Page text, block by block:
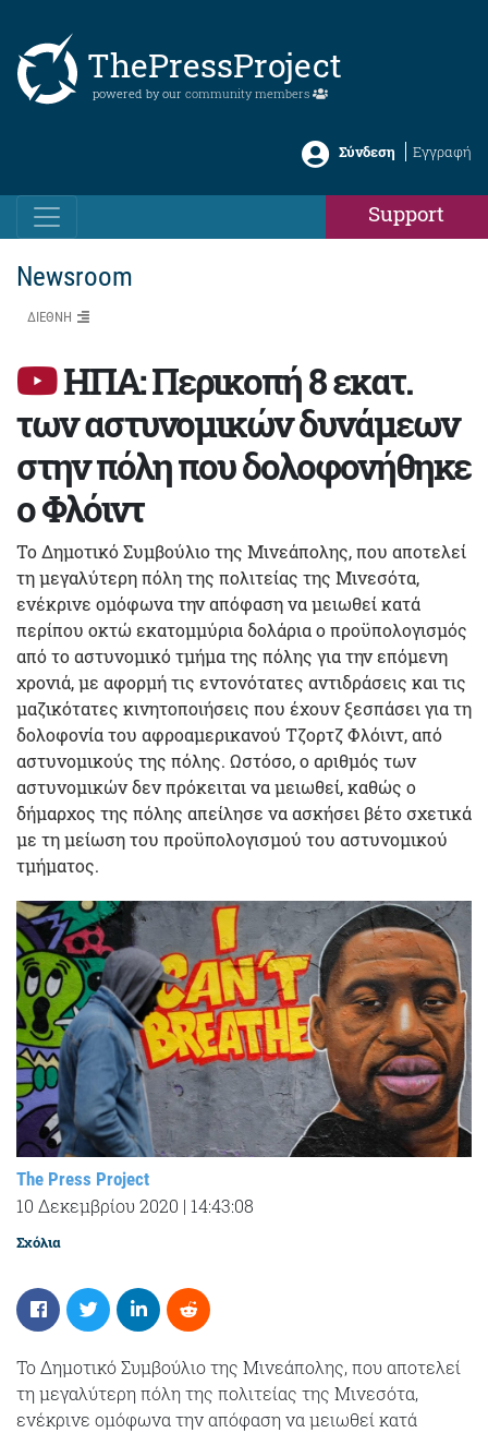
ThePressProject
powered by our community members
Σύνδεση Εγγραφή
Support
Newsroom
ΔΙΕΘΝΗ
ΗΠΑ: Περικοπή 8 εκατ.
των αστυνομικών δυνάμεων
στην πόλη που δολοφονήθηκε
ο Φλόιντ
Το Δημοτικό Συμβούλιο της Μινεάπολης, που αποτελεί
τη μεγαλύτερη πόλη της πολιτείας της Μινεσότα,
ενέκρινε ομόφωνα την απόφαση να μειωθεί κατά
περίπου οκτώ εκατομμύρια δολάρια ο προϋπολογισμός
από το αστυνομικό τμήμα της πόλης για την επόμενη
χρονιά, με αφορμή τις εντονότατες αντιδράσεις και τις
μαζικότατες κινητοποιήσεις που έχουν ξεσπάσει για τη
δολοφονία του αφροαμερικανού Τζορτζ Φλόιντ, από
αστυνομικούς της πόλης. Ωστόσο, ο αριθμός των
αστυνομικών δεν πρόκειται να μειωθεί, καθώς ο
δήμαρχος της πόλης απείλησε να ασκήσει βέτο σχετικά
με τη μείωση του προϋπολογισμού του αστυνομικού
τμήματος.
The Press Project
10 Δεκεμβρίου 2020 | 14:43:08
Σχόλια
Το Δημοτικό Συμβούλιο της Μινεάπολης, που αποτελεί
τη μεγαλύτερη πόλη της πολιτείας της Μινεσότα,
ενέκρινε ομόφωνα την απόφαση να μειωθεί κατά